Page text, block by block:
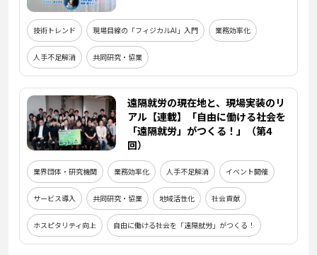
技術トレンド 現場目線の「フィジカルAI」入門 業務効率化
人手不足解消 共同研究・協業
遠隔就労の現在地と、現場実装のリ
アル【連載】「自由に働ける社会を
「遠隔就労」がつくる！」（第4
回）
業界団体・研究機関 業務効率化 人手不足解消 イベント開催
サービス導入 共同研究・協業 地域活性化 社会貢献
ホスピタリティ向上 自由に働ける社会を「遠隔就労」がつくる！